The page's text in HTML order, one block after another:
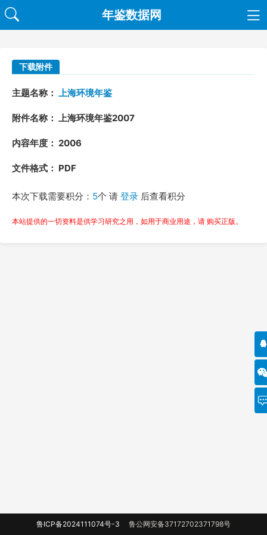
年鉴数据网
下载附件
主题名称： 上海环境年鉴
附件名称： 上海环境年鉴2007
内容年度： 2006
文件格式： PDF
本次下载需要积分： 5个 请 登录 后查看积分
本站提供的一切资料是供学习研究之用，如用于商业用途，请 购买正版。
鲁ICP备2024111074号-3 鲁公网安备37172702371798号